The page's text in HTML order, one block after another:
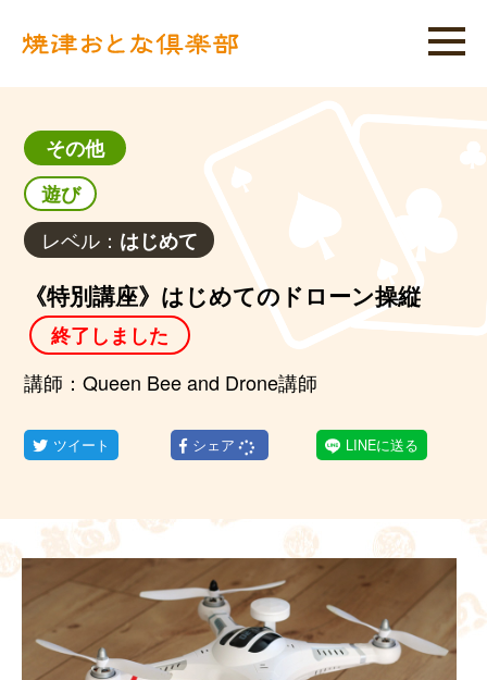
その他
遊び
レベル： はじめて
《特別講座》はじめてのドローン操縦
終了しました
講師：Queen Bee and Drone講師
ツイート シェア LINEに送る